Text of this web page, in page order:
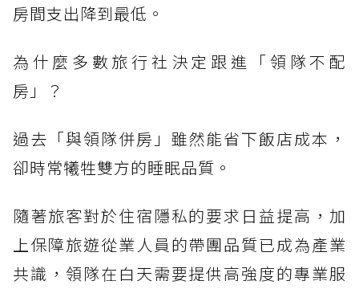
房間支出降到最低。
為什麼多數旅行社決定跟進「領隊不配
房」？
過去「與領隊併房」雖然能省下飯店成本，
卻時常犧牲雙方的睡眠品質。
隨著旅客對於住宿隱私的要求日益提高，加
上保障旅遊從業人員的帶團品質已成為產業
共識，領隊在白天需要提供高強度的專業服